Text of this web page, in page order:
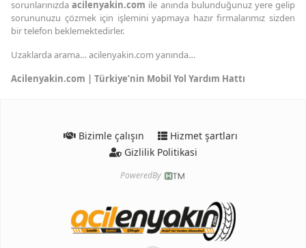
sorunlarınızdaacilenyakin.com ile anında bulunduğunuz yere gelip
sorununuzu çözmek için işlemini yapmaya hazır firmalarımız sizden
bir telefon beklemektedirler.
Uzaklarda arama… acilenyakin.com yanında…
Acilenyakin.com | Türkiye’nin Mobil Yol Yardım Hattı
Bizimle çalışın
Hizmet şartları
Gizlilik Politikasi
PoweredBy